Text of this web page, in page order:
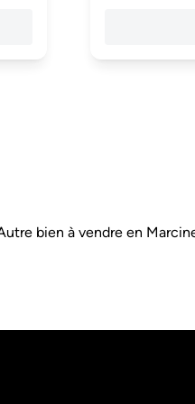
bien à vendre en